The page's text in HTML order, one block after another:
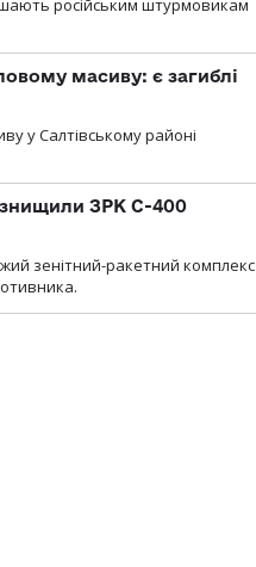
російським штурмовикам
масиву: є загиблі
у Салтівському районі
знищили ЗРК С-400
зенітний-ракетний комплекс